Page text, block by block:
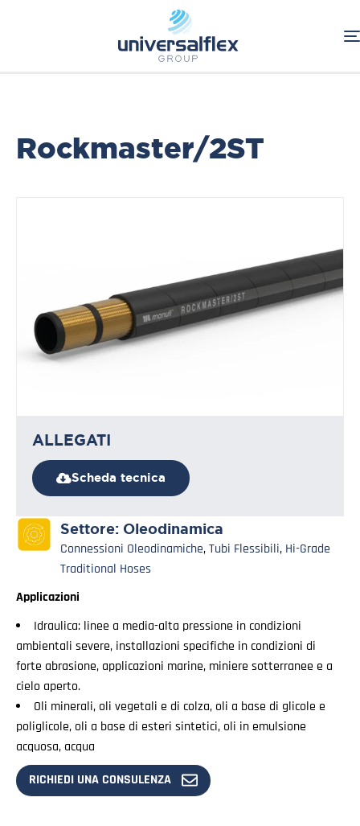
Connessioni Oleodinamiche
Hi-Grade Traditional Hoses
Rockmaster/2ST
ALLEGATI
Scheda tecnica
Settore: Oleodinamica
Connessioni Oleodinamiche,Tubi Flessibili, Hi-Grade
Traditional Hoses
Applicazioni
Idraulica: linee a media-alta pressione in condizioni
ambientali severe, installazioni specifiche in condizioni di
forte abrasione, applicazioni marine, miniere sotterranee e a
cielo aperto.
Oli minerali, oli vegetali e di colza, oli a base di glicole e
poliglicole, oli a base di esteri sintetici, oli in emulsione
acquosa, acqua
RICHIEDI UNA CONSULENZA